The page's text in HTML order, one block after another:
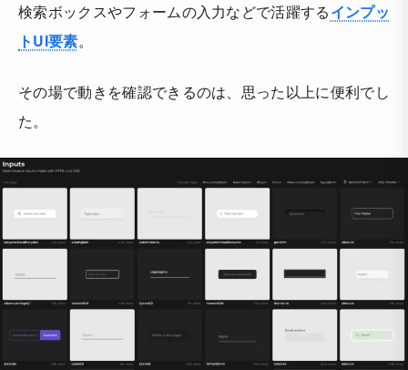
検索ボックスやフォームの入力などで活躍するインプッ
トUI要素。
その場で動きを確認できるのは、思った以上に便利でし
た。